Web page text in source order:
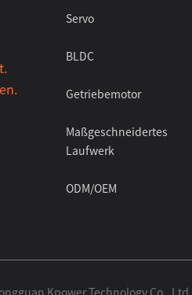
Servo
BLDC
Getriebemotor
Maßgeschneidertes
Laufwerk
ODM/OEM
Kpower Technology Co,.